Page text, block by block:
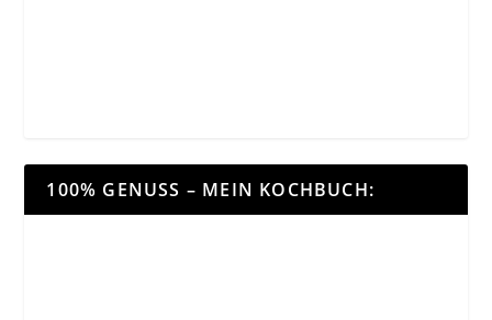
100% GENUSS – MEIN KOCHBUCH: